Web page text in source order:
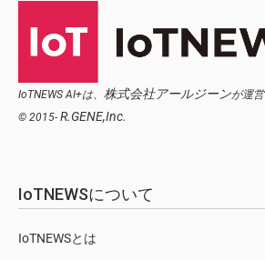
IoTNEWS AI+は、 株式会社アールジーンが運
© 2015- R.GENE,Inc.
IoTNEWSについて
IoTNEWSとは